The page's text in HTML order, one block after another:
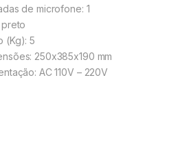
de microfone: 1
(Kg): 5
250x385x190 mm
AC 110V – 220V